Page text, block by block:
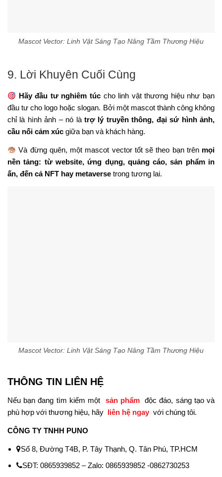
Mascot Vector: Linh Vật Sáng Tạo Nâng Tầm Thương Hiệu
9. Lời Khuyên Cuối Cùng
Hãy đầu tư nghiêm túccho linh vật thương hiệu như bạn
đầu tư cho logo hoặc slogan. Bởi một mascot thành công không
chỉ là hình ảnh – nó là trợ lý truyền thông, đại sứ hình ảnh,
cầu nối cảm xúc giữa bạn và khách hàng.
Và đừng quên, một mascot vector tốt sẽ theo bạn trên mọi
nền tảng: từ website, ứng dụng, quảng cáo, sản phẩm in
ấn, đến cả NFT hay metaverse trong tương lai.
Mascot Vector: Linh Vật Sáng Tạo Nâng Tầm Thương Hiệu
THÔNG TIN LIÊN HỆ
Nếu bạn đang tìm kiếm một sản phẩmđộc đáo, sáng tạo và
phù hợp với thương hiệu, hãy liên hệ ngay với chúng tôi.
CÔNG TY TNHH PUNO
Số 8, Đường T4B, P. Tây Thạnh, Q. Tân Phú, TP.HCM
SĐT: 0865939852 – Zalo: 0865939852 -0862730253